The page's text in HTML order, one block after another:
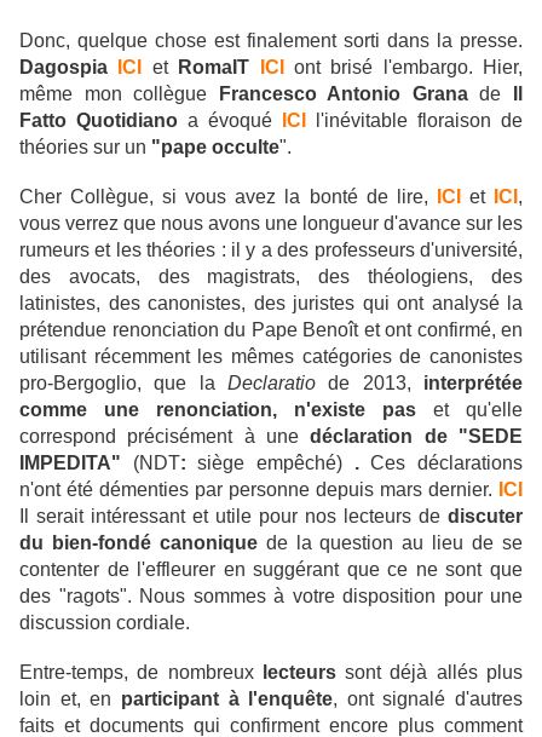
Donc, quelque chose est finalement sorti dans la presse.
Dagospia
ICI et RomaIT ICI
ont brisé l'embargo. Hier,
même mon collègue
Francesco Antonio Granade
Fatto Quotidiano a évoqué ICI
l'inévitable floraison de
théories sur un "pape occulte".
Cher Collègue, si vous avez la bonté de lire, ICI et ICI ,
vous verrez que nous avons une longueur d'avance sur les
rumeurs et les théories : il y a des professeurs d'université,
des avocats, des magistrats, des théologiens, des
latinistes, des canonistes, des juristes qui ont analysé la
prétendue renonciation du Pape Benoît et ont confirmé, en
utilisant récemment les mêmes catégories de canonistes
pro-Bergoglio, que la Declaratio de 2013, interprétée
comme une renonciation, n'existe pas et qu'elle
correspond précisément à unedéclaration de "SEDE
IMPEDITA" (NDT: siège empêché) .Ces déclarations
n'ont été démenties par personne depuis mars dernier. ICI
Il serait intéressant et utile pour nos lecteurs de discuter
du bien-fondé canoniquede la question au lieu de se
contenter de l'effleurer en suggérant que ce ne sont que
des "ragots". Nous sommes à votre disposition pour une
discussion cordiale.
Entre-temps, de nombreux lecteurssont déjà allés plus
loin et, en participant à l'enquête, ont signalé d'autres
faits et documents qui confirment encore plus comment